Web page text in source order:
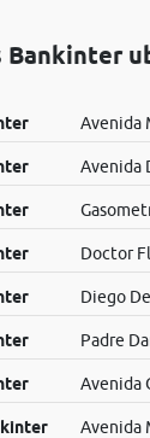
Avenida
Avenida
Doctor
Diego
Padre
Avenida
Avenida